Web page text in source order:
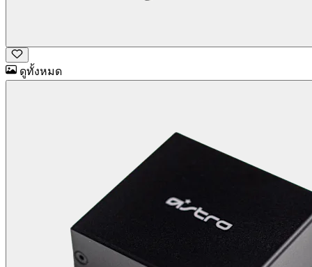
ดูทั้งหมด